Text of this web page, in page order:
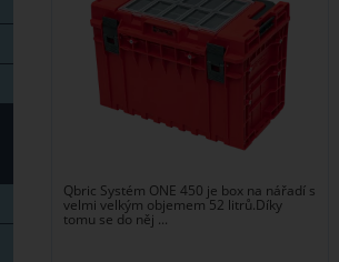
Qbric Systém ONE 450 je box na nářadí s
velmi velkým objemem 52 litrů.Díky
tomu se do něj ...